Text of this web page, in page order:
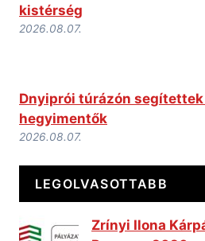
kistérség
2026.08.07.
Dnyiprói túrázón
hegyimentők
2026.08.07.
LEGOLVASOTTABB
Zrínyi Ilona